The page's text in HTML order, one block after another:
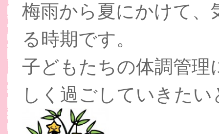
梅雨から夏にかけて、
る時期です。
子どもたちの体調管
しく過ごしていきた